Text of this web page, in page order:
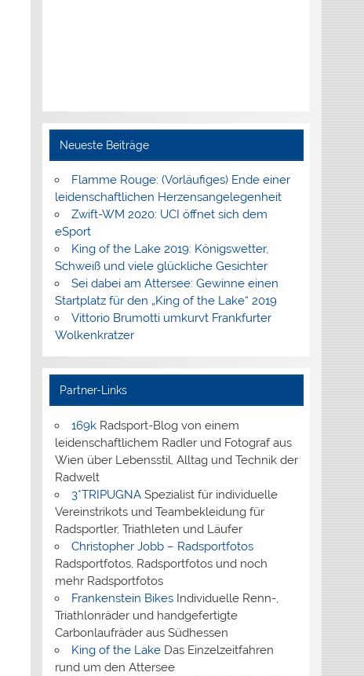
Neueste Beiträge
Flamme Rouge: (Vorläufiges) Ende einer
leidenschaftlichen Herzensangelegenheit
Zwift-WM 2020: UCI öffnet sich dem
eSport
King of the Lake 2019: Königswetter,
Schweiß und viele glückliche Gesichter
Sei dabei am Attersee: Gewinne einen
Startplatz für den „King of the Lake“ 2019
Vittorio Brumotti umkurvt Frankfurter
Wolkenkratzer
Partner-Links
169kRadsport-Blog von einem
leidenschaftlichem Radler und Fotograf aus
Wien über Lebensstil, Alltag und Technik der
Radwelt
3*TRIPUGNASpezialist für individuelle
Vereinstrikots und Teambekleidung für
Radsportler, Triathleten und Läufer
Christopher Jobb – Radsportfotos
Radsportfotos, Radsportfotos und noch
mehr Radsportfotos
Frankenstein BikesIndividuelle Renn-,
Triathlonräder und handgefertigte
Carbonlaufräder aus Südhessen
King of the LakeDas Einzelzeitfahren
rund um den Attersee